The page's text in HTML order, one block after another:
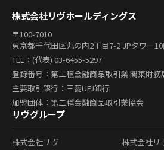
株式会社リヴホールディングス
〒100-7010
東京都千代田区丸の内2丁目7-2 JPタワー
TEL：(代表) 03-6455-5297
登録番号：第二種金融商品取引業 関東財
主要取引銀行：三菱UFJ銀行
加盟団体：第二種金融商品取引業協会
リヴグループ
株式会社リヴ
株式会社リ